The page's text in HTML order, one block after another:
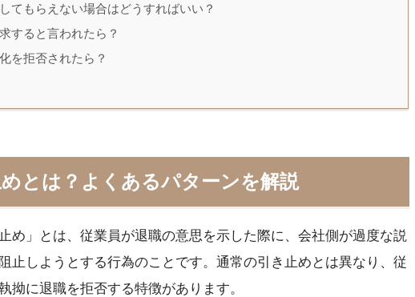
てもらえない場合はどうすればいい？
すると言われたら？
を拒否されたら？
とは？よくあるパターンを解説
め」とは、従業員が退職の意思を示した際に、会社側が過度な説
止しようとする行為のことです。通常の引き止めとは異なり、従
拗に退職を拒否する特徴があります。